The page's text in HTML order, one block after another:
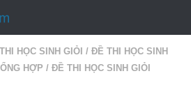
HỌC SINH GIỎI / ĐỀ THI HỌC SINH
HỢP / ĐỀ THI HỌC SINH GIỎI